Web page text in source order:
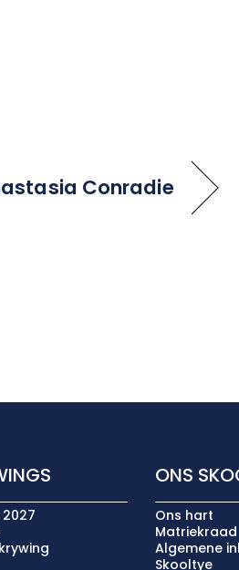
Conradie
ONS
Ons hart
Matriekraad
Algemene
Skooltye